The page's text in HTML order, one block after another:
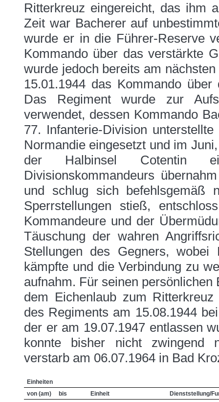
Ritterkreuz eingereicht, das ihm
Zeit war Bacherer auf
wurde er in die Führer-Reserve
Kommando über das verstärkte
wurde jedoch bereits am
15.01.1944 das Kommando
Das Regiment wurde zur
verwendet, dessen Kommando
77. Infanterie-Division
Normandie eingesetzt und im
der Halbinsel Cotentin
Divisionskommandeurs
und schlug sich befehlsgemäß
Sperrstellungen stieß,
Kommandeure und der
Täuschung der wahren
Stellungen des Gegners,
kämpfte und die Verbindung zu
aufnahm. Für seinen
dem Eichenlaub zum
des Regiments am 15.08.1944
der er am 19.07.1947 entlassen
konnte bisher nicht zwingend
verstarb am 06.07.1964 in Bad
Einheiten
von (am)
bis Einheit Dienststellung/